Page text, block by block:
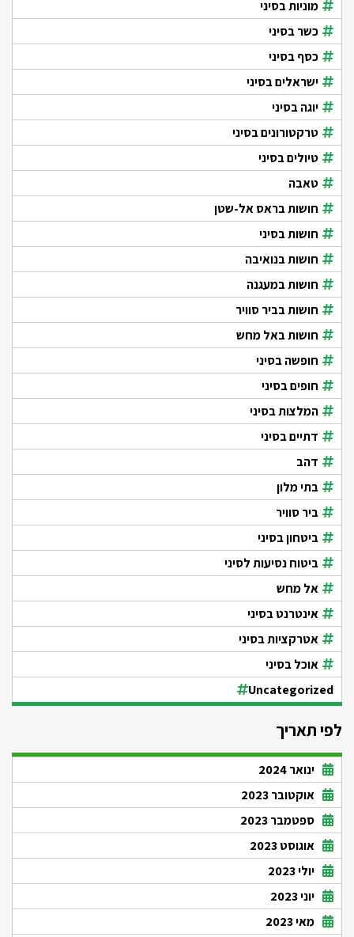
מוניות בסיני
כשר בסיני
כסף בסיני
ישראלים בסיני
יוגה בסיני
טרקטורונים בסיני
טיולים בסיני
טאבה
חושות בראס אל-שטן
חושות בסיני
חושות בנואיבה
חושות במעגנה
חושות בביר סוויר
חושות באל מחש
חופשה בסיני
חופים בסיני
המלצות בסיני
דתיים בסיני
דהב
בתי מלון
ביר סוויר
ביטחון בסיני
ביטוח נסיעות לסיני
אל מחש
אינטרנט בסיני
אטרקציות בסיני
אוכל בסיני
Uncategorized
לפי תאריך
ינואר 2024
אוקטובר 2023
ספטמבר 2023
אוגוסט 2023
יולי 2023
יוני 2023
מאי 2023